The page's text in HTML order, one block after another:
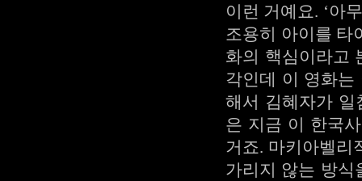
이런 거예요. ‘아
조용히 아이를 타
화의 핵심이라고
각인데 이 영화
해서 김혜자가 일
은 지금 이 한국
거죠. 마키아벨리
가리지 않는 방식